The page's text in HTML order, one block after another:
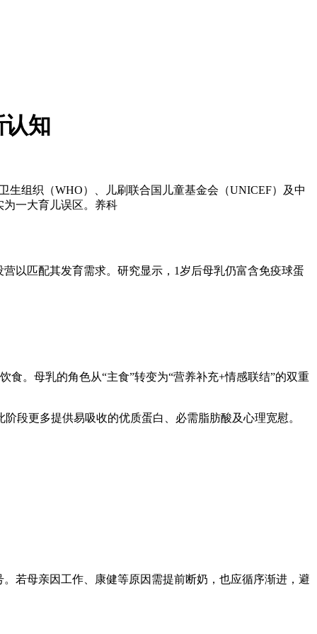
知
组织（WHO）、儿刷联合国儿童基金会（UNICEF）及中
一大育儿误区。养科
营以匹配其发育需求。研究显示，1岁后母乳仍富含免疫球蛋
。母乳的角色从“主食”转变为“营养补充+情感联结”的双重
段更多提供易吸收的优质蛋白、必需脂肪酸及心理宽慰。
若母亲因工作、康健等原因需提前断奶，也应循序渐进，避